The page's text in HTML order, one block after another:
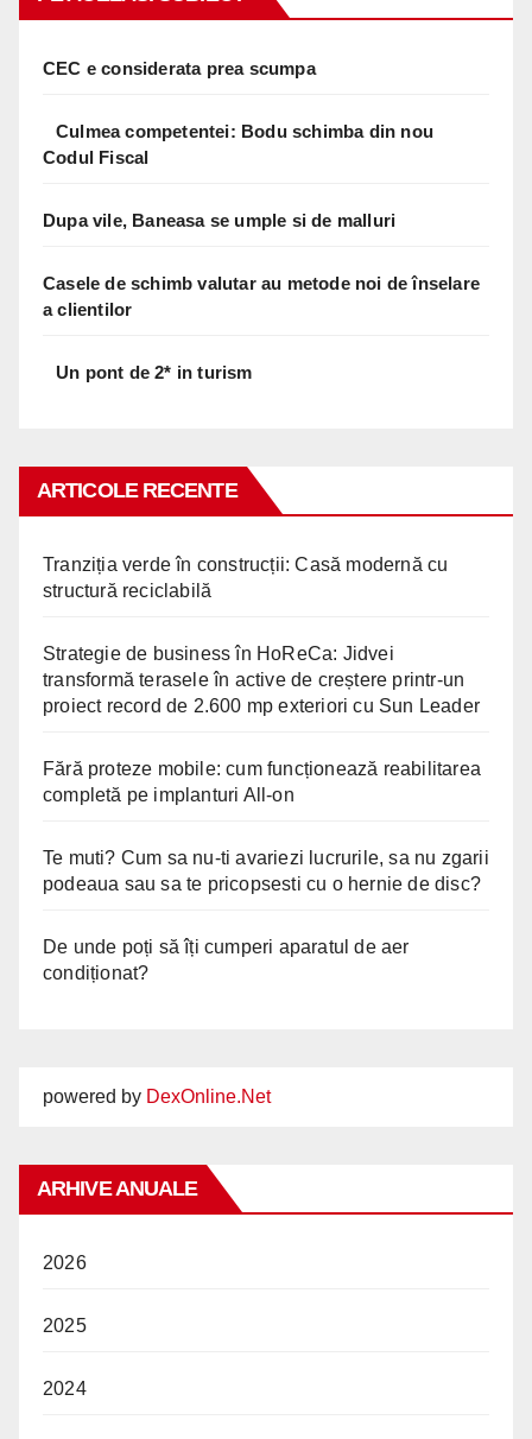
CEC e considerata prea scumpa
Culmea competentei: Bodu schimba din nou
Codul Fiscal
Dupa vile, Baneasa se umple si de malluri
Casele de schimb valutar au metode noi de înselare
a clientilor
Un pont de 2* in turism
ARTICOLE RECENTE
Tranziția verde în construcții: Casă modernă cu
structură reciclabilă
Strategie de business în HoReCa: Jidvei
transformă terasele în active de creștere printr-un
proiect record de 2.600 mp exteriori cu Sun Leader
Fără proteze mobile: cum funcționează reabilitarea
completă pe implanturi All-on
Te muti? Cum sa nu-ti avariezi lucrurile, sa nu zgarii
podeaua sau sa te pricopsesti cu o hernie de disc?
De unde poți să îți cumperi aparatul de aer
condiționat?
powered by DexOnline.Net
ARHIVE ANUALE
2026
2025
2024